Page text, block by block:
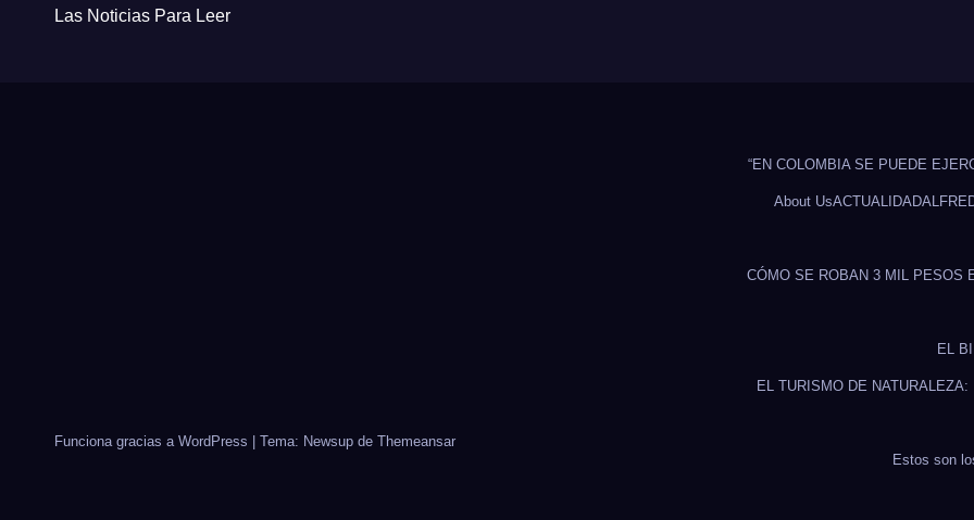
Las Noticias Para Leer
Funciona gracias a WordPress Tema: Newsup de Themeansar
“EN COLOMBIA SE PUEDE
About UsACTUALIDAD
CÓMO SE ROBAN 3 MIL PESOS
EL
EL TURISMO DE
Estos son